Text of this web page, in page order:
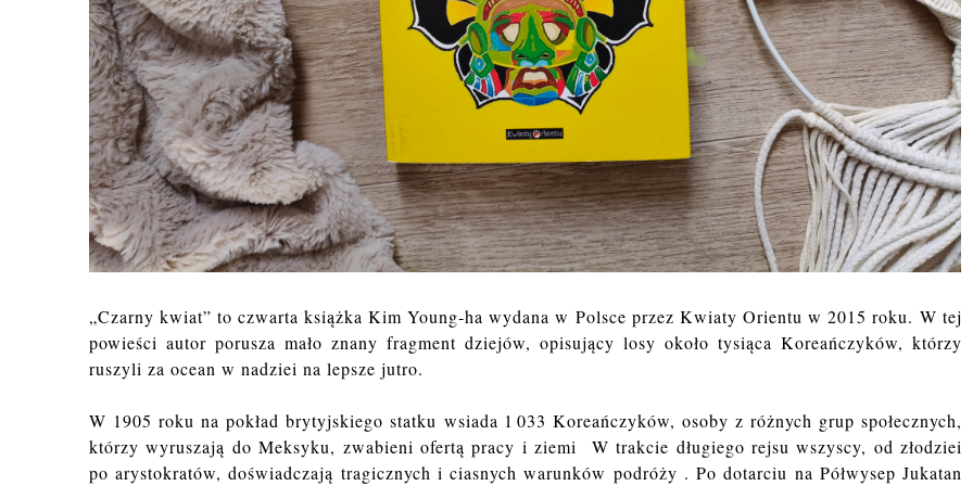
„Czarny kwiat” to czwarta książka Kim Young‑ha wydana w Polsce przez Kwiaty Orientu w 2015 roku. W tej
powieści autor porusza mało znany fragment dziejów, opisujący losy około tysiąca Koreańczyków, którzy
ruszyli za ocean w nadziei na lepsze jutro.
W 1905 roku na pokład brytyjskiego statku wsiada 1 033 Koreańczyków, osoby z różnych grup społecznych,
którzy wyruszają do Meksyku, zwabieni ofertą pracy i ziemi
W trakcie długiego rejsu wszyscy, od złodziei
po arystokratów, doświadczają tragicznych i ciasnych warunków podróży .Po dotarciu na Półwysep Jukatan